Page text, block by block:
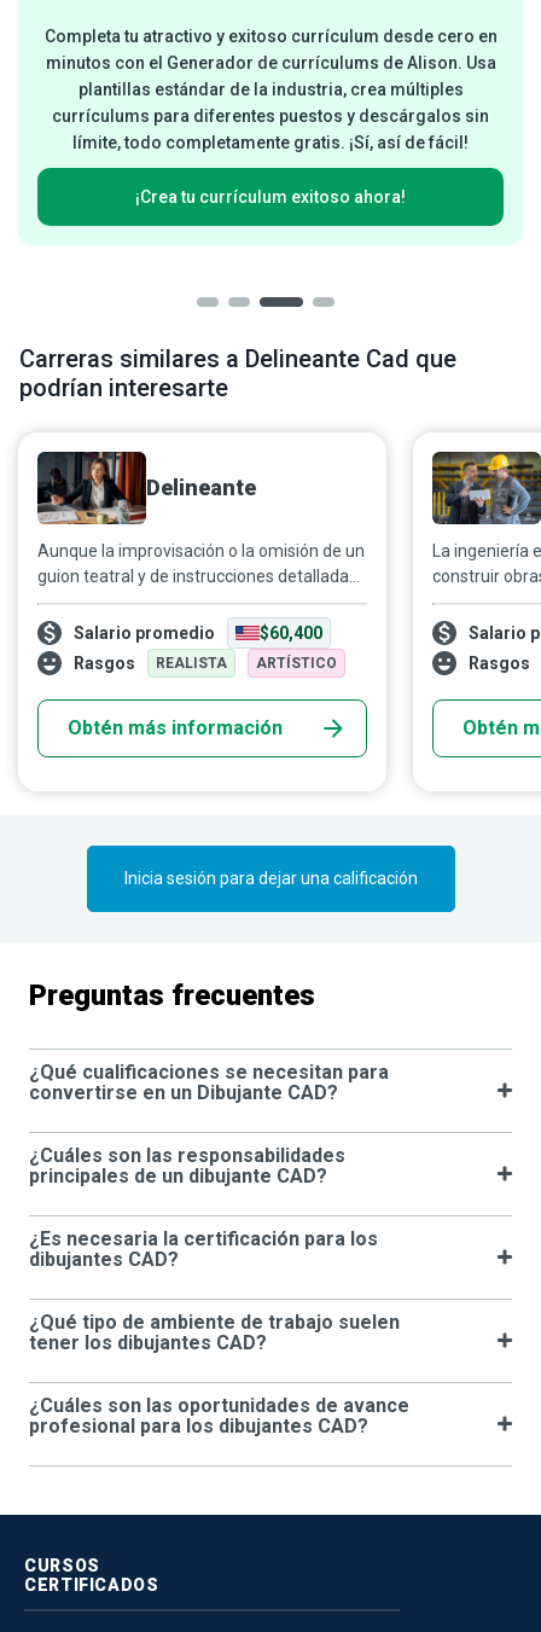
Completa tu atractivo y exitoso currículum desde cero en
minutos con el Generador de currículums de Alison. Usa
plantillas estándar de la industria, crea múltiples
currículums para diferentes puestos y descárgalos sin
límite, todo completamente gratis. ¡Sí, así de fácil!
¡Crea tu currículum exitoso ahora!
Carreras similares a Delineante Cad que
podrían interesarte
Delineante
Aunque la improvisación o la omisión de un
guion teatral y de instrucciones detalladas
de escena pueden funcionar en el teatro,
los proyectos arquitectónicos o de
fabricación, por simples o ambiciosos que
sean, serían imposibles sin los diagramas
técnicos y planos elaborados por los
delineantes. Especialistas capacitados en
dibujo, arte y diseño asistido por
aportan su experiencia técnica a la
construcción de maquinaria, edificios,
puentes y más, sirviendo así de puente
Salario promedio
$60,400
Rasgos
REALISTA ARTÍSTICO
Obtén más información
La ingeniería
construir
de una
necesidades
analizar las
que
posibles
de manera
Salario
Rasgos
Obtén
Inicia sesión para dejar una calificación
Preguntas frecuentes
¿Qué cualificaciones se necesitan para
convertirse en un Dibujante CAD?
¿Cuáles son las responsabilidades
principales de un dibujante CAD?
¿Es necesaria la certificación para los
dibujantes CAD?
¿Qué tipo de ambiente de trabajo suelen
tener los dibujantes CAD?
¿Cuáles son las oportunidades de avance
profesional para los dibujantes CAD?
CURSOS
CERTIFICADOS